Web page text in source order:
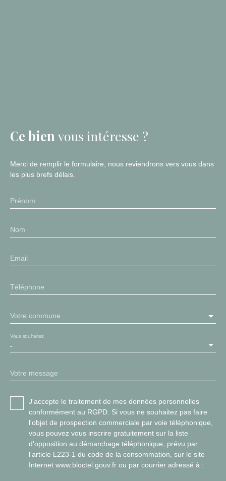
Ce bien vous intéresse ?
Merci de remplir le formulaire, nous reviendrons vers vous dans
les plus brefs délais.
Prénom
Nom
Email
Téléphone
Votre commune
-
Vous souhaitez
Votre message
J'accepte le traitement de mes données personnelles
conformément au RGPD. Si vous ne souhaitez pas faire
l'objet de prospection commerciale par voie téléphonique,
vous pouvez vous inscrire gratuitement sur la liste
d'opposition au démarchage téléphonique, prévu par
l'article L223-1 du code de la consommation, sur le site
Internet www.bloctel.gouv.fr ou par courrier adressé à :